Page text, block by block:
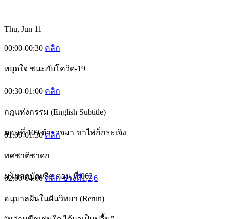
Thu, Jun 11
00:00-00:30 คลิก
หยุดใจ ชนะภัยโควิด-19
00:30-01:00 คลิก
กฎแห่งกรรม (English Subtitle)
ตอนที่ 109 ตำรวจมา ขาไพ่ก็กระเจิง
01:00-01:30คลิก
ทศชาติชาดก
มโหสถบัณฑิต ตอน ที่ 063
02:00-04:00คลิก ช่วงที่1,2,6
อนุบาลฝันในฝันวิทยา (Rerun)